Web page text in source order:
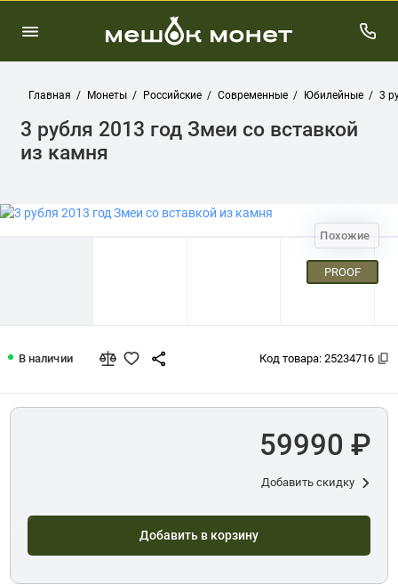
Главная Монеты Российские Современные Юбилейные 3
3 рубля 2013 год Змеи со вставкой
из камня
Похожие
PROOF
В наличии Код товара: 25234716
59990 ₽
Добавить скидку
Добавить в корзину